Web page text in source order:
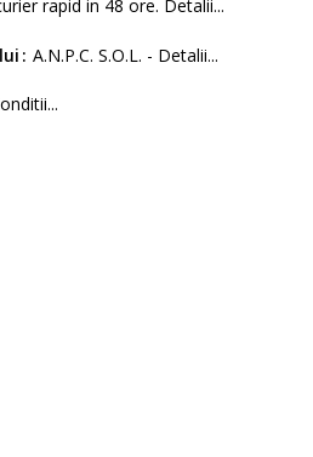
rapid in 48 ore. Detalii...
A.N.P.C. S.O.L. - Detalii...